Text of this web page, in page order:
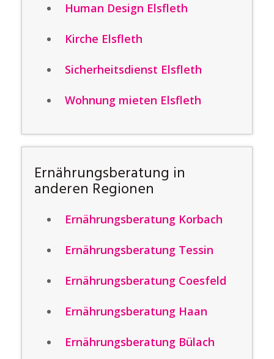
Human Design Elsfleth
Kirche Elsfleth
Sicherheitsdienst Elsfleth
Wohnung mieten Elsfleth
Ernährungsberatung in
anderen Regionen
Ernährungsberatung Korbach
Ernährungsberatung Tessin
Ernährungsberatung Coesfeld
Ernährungsberatung Haan
Ernährungsberatung Bülach